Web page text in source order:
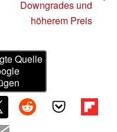
Downgrades und
höherem Preis
Quelle